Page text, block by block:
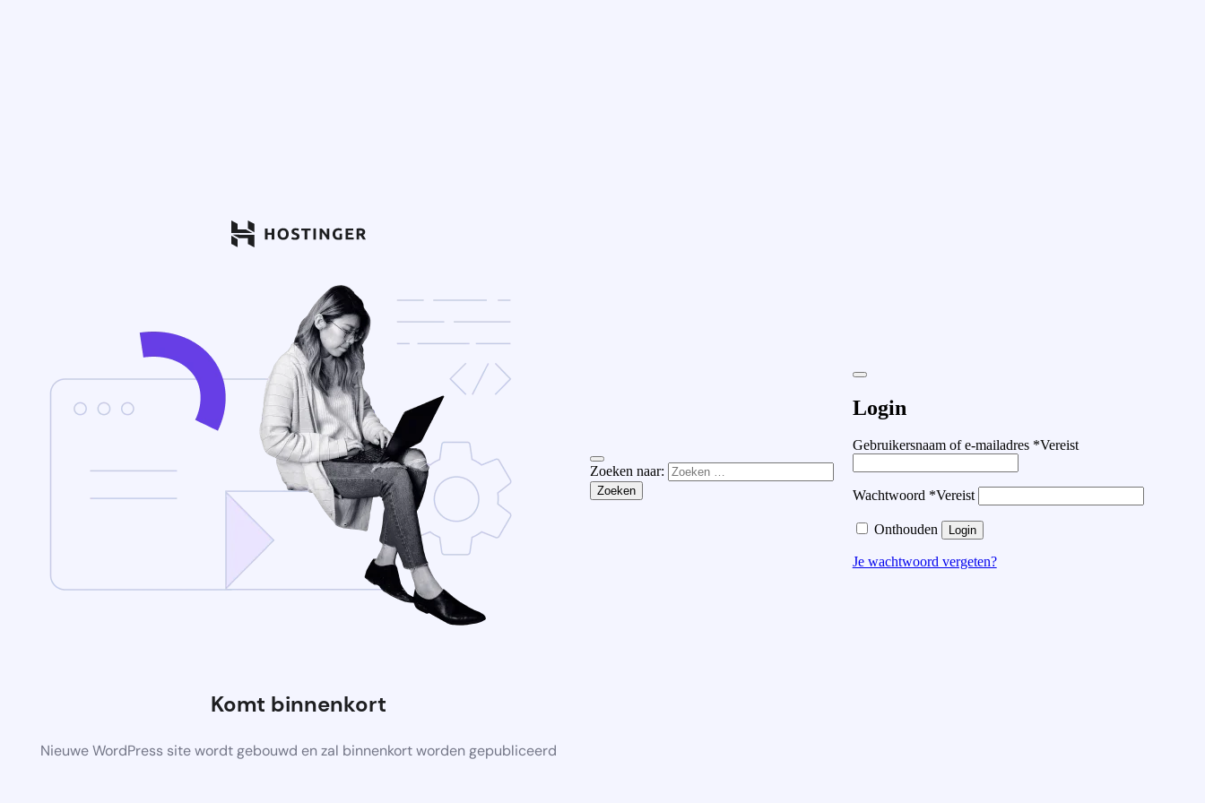
Komt binnenkort
Nieuwe WordPress site wordt gebouwd en zal binnenkort worden gepubliceerd
Zoeken naar:
Login
Gebruikersnaam of e-mailadres *Vereist
Wachtwoord *Vereist
Onthouden Login
Je wachtwoord vergeten?